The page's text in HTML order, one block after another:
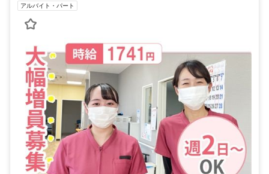
アルバイト・パート